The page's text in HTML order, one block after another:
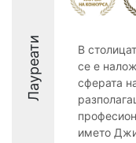
Лауреати
В
се е
сферата
името